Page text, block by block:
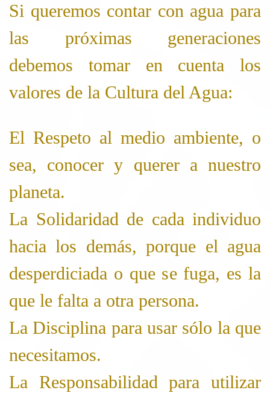
Si queremos contar con agua para
las próximas generaciones
debemos tomar en cuenta los
valores de la Cultura del Agua:
El Respeto al medio ambiente, o
sea, conocer y querer a nuestro
planeta.
La Solidaridad de cada individuo
hacia los demás, porque el agua
desperdiciada o que se fuga, es la
que le falta a otra persona.
La Disciplina para usar sólo la que
necesitamos.
La Responsabilidad para utilizar